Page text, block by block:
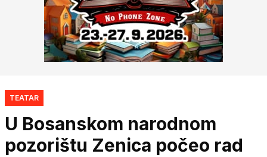
TEATAR
U Bosanskom narodnom
pozorištu Zenica počeo rad